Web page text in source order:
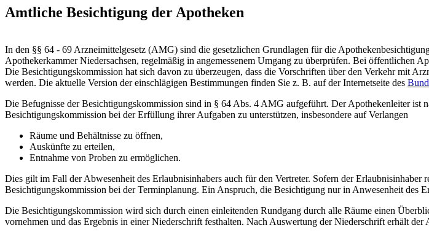
Amtliche Besichtigung der Apotheken
In den §§ 64 - 69 Arzneimittelgesetz (AMG) sind die gesetzlichen Grundlagen für die
Apothekerkammer Niedersachsen, regelmäßig in angemessenem Umgang zu überprüfen. Bei öffentlichen
Die Besichtigungskommission hat sich davon zu überzeugen, dass die Vorschriften über den Verkehr mit
werden. Die aktuelle Version der einschlägigen Bestimmungen finden Sie z. B. auf der Internetseite des
Die Befugnisse der Besichtigungskommission sind in § 64 Abs. 4 AMG aufgeführt. Der Apothekenleiter
Besichtigungskommission bei der Erfüllung ihrer Aufgaben zu unterstützen, insbesondere auf Verlangen
Räume und Behältnisse zu öffnen,
Auskünfte zu erteilen,
Entnahme von Proben zu ermöglichen.
Dies gilt im Fall der Abwesenheit des Erlaubnisinhabers auch für den Vertreter. Sofern der
Besichtigungskommission bei der Terminplanung. Ein Anspruch, die Besichtigung nur in Anwesenheit des
Die Besichtigungskommission wird sich durch einen einleitenden Rundgang durch alle Räume einen
vornehmen und das Ergebnis in einer Niederschrift festhalten. Nach Auswertung der Niederschrift erhält